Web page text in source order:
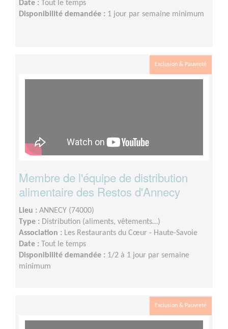
Date : Tout le temps
Disponibilité demandée : 1 jour par semaine minimum
Exclusion & Pauvreté
Membre de l'équipe de distribution
alimentaire des Restos d'Annecy
Lieu : ANNECY (74000)
Type : Distribution (aliments, vêtements…)
Association : Les Restaurants du Cœur - Haute-Savoie
Date : Tout le temps
Disponibilité demandée : 1/2 à 1 jour par semaine
minimum
Exclusion & Pauvreté